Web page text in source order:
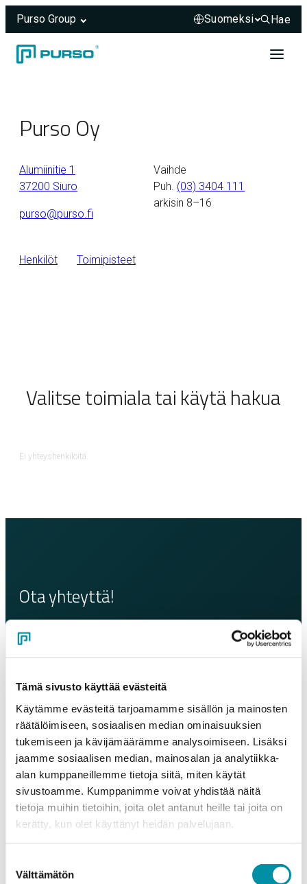
Tämä sivusto käyttää evästeitä
Käytämme evästeitä tarjoamamme sisällön ja mainosten
räätälöimiseen, sosiaalisen median ominaisuuksien
tukemiseen ja kävijämäärämme analysoimiseen. Lisäksi
jaamme sosiaalisen median, mainosalan ja analytiikka-
alan kumppaneillemme tietoja siitä, miten käytät
sivustoamme. Kumppanimme voivat yhdistää näitä
tietoja muihin tietoihin, joita olet antanut heille tai joita on
kerätty, kun olet käyttänyt heidän palvelujaan.
valinta
Välttämätön
Purso Group
Hae
Hae
Purso Oy
Alumiinitie 1
37200 Siuro
purso@purso.fi
Vaihde
Puh. (03) 3404 111
arkisin 8–16
Henkilöt Toimipisteet
Valitse toimiala tai käytä hakua
Ei yhteyshenkilöitä.
Ota yhteyttä!
Jätä meille yhteystietosi yhteydenottolomakkeella.
Olemme sinuun yhteydessä mahdollisimman pian!
Sähköposti*
Puhelin